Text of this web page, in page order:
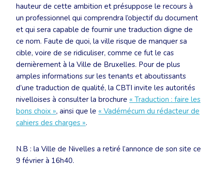
hauteur de cette ambition et présuppose le recours à
un professionnel qui comprendra l’objectif du document
et qui sera capable de fournir une traduction digne de
ce nom. Faute de quoi, la ville risque de manquer sa
cible, voire de se ridiculiser, comme ce fut le cas
dernièrement à la Ville de Bruxelles. Pour de plus
amples informations sur les tenants et aboutissants
d’une traduction de qualité, la CBTI invite les autorités
nivelloises à consulter la brochure « Traduction : faire les
bons choix », ainsi que le « Vadémécum du rédacteur de
cahiers des charges ».
N.B : la Ville de Nivelles a retiré l’annonce de son site ce
9 février à 16h40.